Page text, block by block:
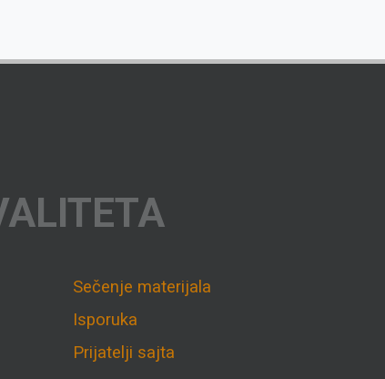
Sečenje materijala
Isporuka
Prijatelji sajta